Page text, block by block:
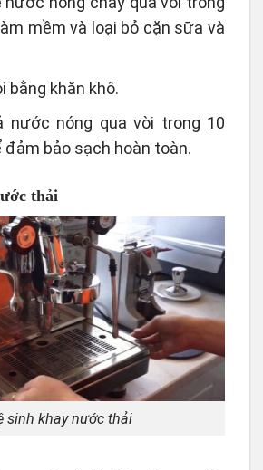
mềm và loại bỏ cặn sữa và
bằng khăn khô.
nước nóng qua vòi trong 10
đảm bảo sạch hoàn toàn.
thải
sinh khay nước thải